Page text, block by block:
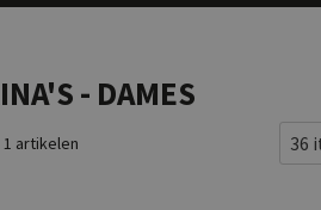
- DAMES
1 artikelen 36